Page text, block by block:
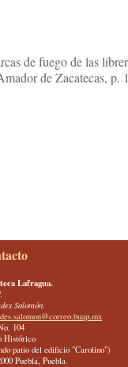
de fuego de las
de Zacatecas, p.
Lafragua.
Salomón.
104
Histórico
patio del edificio "Carolino")
Puebla, Puebla.